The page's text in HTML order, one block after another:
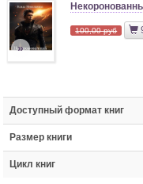
»
100,00 руб
Доступный формат книг
Размер книги
Цикл книг